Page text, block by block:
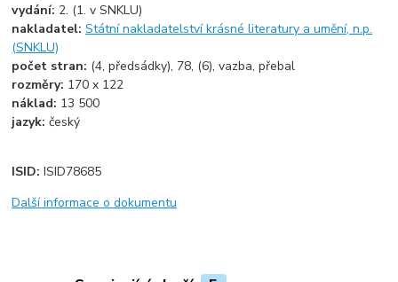
vydání: 2. (1. v SNKLU)
nakladatel:Státní nakladatelství krásné literatury a umění, n.p.
(SNKLU)
počet stran: (4, předsádky), 78, (6), vazba, přebal
rozměry: 170 x 122
náklad: 13 500
jazyk:český
ISID:ISID78685
Další informace o dokumentu